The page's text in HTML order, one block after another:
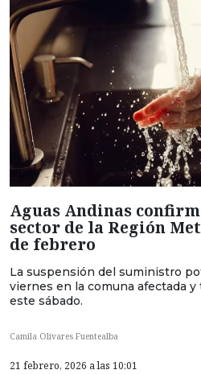
Aguas Andinas
sector de la Región
de febrero
La suspensión del suministro
viernes en la comuna afectada
este sábado.
Camila Olivares Fuentealba
21 febrero, 2026 a las 10:01